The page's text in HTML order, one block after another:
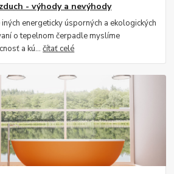
- výhody a nevýhody
energeticky úsporných a ekologických
o tepelnom čerpadle myslíme
a kú...čítať celé